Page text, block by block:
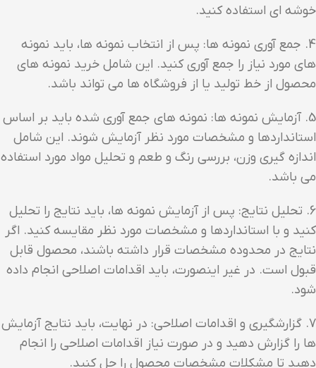
خوشه ای استفاده کنید.
4. جمع آوری نمونه ها: پس از انتخاب نمونه ها، باید نمونه
های مورد نیاز را جمع آوری کنید. این شامل خرید نمونه های
محصول از خط تولید یا از فروشگاه ها می تواند باشد.
5. آزمایش نمونه ها: نمونه های جمع آوری شده باید بر اساس
استانداردها و مشخصات مورد نظر آزمایش شوند. این شامل
اندازه گیری وزن، بررسی رنگ و طعم و تحلیل مواد مورد استفاده
می باشد.
6. تحلیل نتایج: پس از آزمایش نمونه ها، باید نتایج را تحلیل
کنید و با استانداردها و مشخصات مورد نظر مقایسه کنید. اگر
نتایج در محدوده مشخصات قرار داشته باشند، محصول قابل
قبول است. در غیر اینصورت، باید اقدامات اصلاحی انجام داده
شود.
7. گزارشگیری و اقدامات اصلاحی: در نهایت، باید نتایج آزمایش
ها را گزارش دهید و در صورت نیاز اقدامات اصلاحی را انجام
دهید تا مشکلات مشخصات محصول را حل کنید.